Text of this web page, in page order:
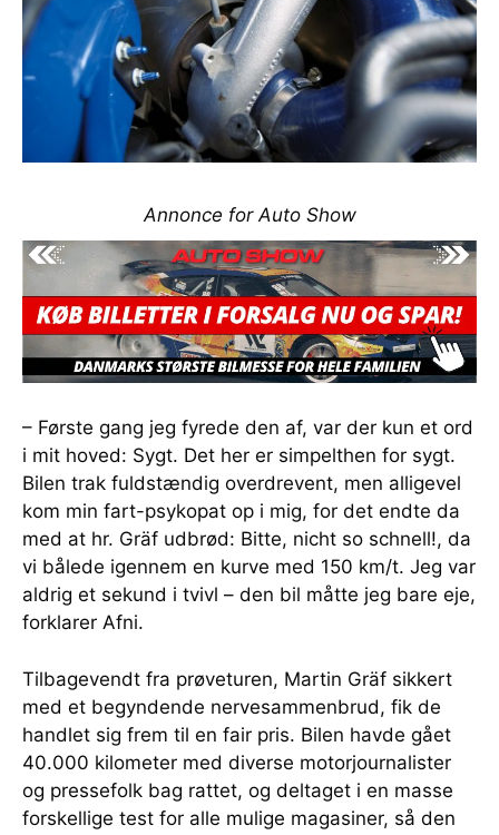
Annonce for Auto Show
– Første gang jeg fyrede den af, var der kun et ord
i mit hoved: Sygt. Det her er simpelthen for sygt.
Bilen trak fuldstændig overdrevent, men alligevel
kom min fart-psykopat op i mig, for det endte da
med at hr. Gräf udbrød: Bitte, nicht so schnell!, da
vi bålede igennem en kurve med 150 km/t. Jeg var
aldrig et sekund i tvivl – den bil måtte jeg bare eje,
forklarer Afni.
Tilbagevendt fra prøveturen, Martin Gräf sikkert
med et begyndende nervesammenbrud, fik de
handlet sig frem til en fair pris. Bilen havde gået
40.000 kilometer med diverse motorjournalister
og pressefolk bag rattet, og deltaget i en masse
forskellige test for alle mulige magasiner, så den